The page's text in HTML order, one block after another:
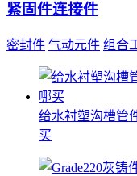
紧固件连接件
密封件 气动元件 组合
给水衬塑沟槽管
买